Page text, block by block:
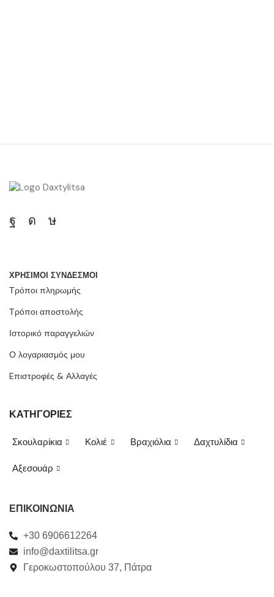
ΧΡΗΣΙΜΟΙ ΣΥΝΔΕΣΜΟΙ
Τρόποι πληρωμής
Τρόποι αποστολής
Ιστορικό παραγγελιών
Ο λογαριασμός μου
Eπιστροφές & Αλλαγές
ΚΑΤΗΓΟΡΙΕΣ
Σκουλαρίκια Κολιέ Βραχιόλια Δαχτυλίδια
Αξεσουάρ
ΕΠΙΚΟΙΝΩΝΙΑ
+30 6906612264
info@daxtilitsa.gr
Γεροκωστοπούλου 37, Πάτρα